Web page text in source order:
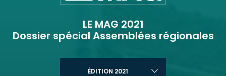
LE MAG 2021
Dossier spécial Assemblées régionales
ÉDITION 2021